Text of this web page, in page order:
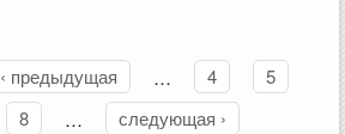
‹ предыдущая … 4 5
8 …
следующая ›